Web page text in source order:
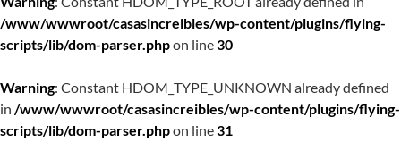
/www/wwwroot/casasincreibles/wp-content/plugins/flying-
scripts/lib/dom-parser.phpon line30
Warning: Constant HDOM_TYPE_UNKNOWN already defined
in /www/wwwroot/casasincreibles/wp-content/plugins/flying-
scripts/lib/dom-parser.phpon line31